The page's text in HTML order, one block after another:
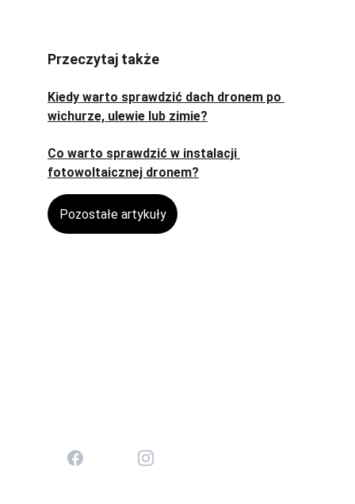
Przeczytaj także
Kiedy warto sprawdzić dach dronem po
wichurze, ulewie lub zimie?
Pozostałe artykuły
Co warto sprawdzić w instalacji
fotowoltaicznej dronem?